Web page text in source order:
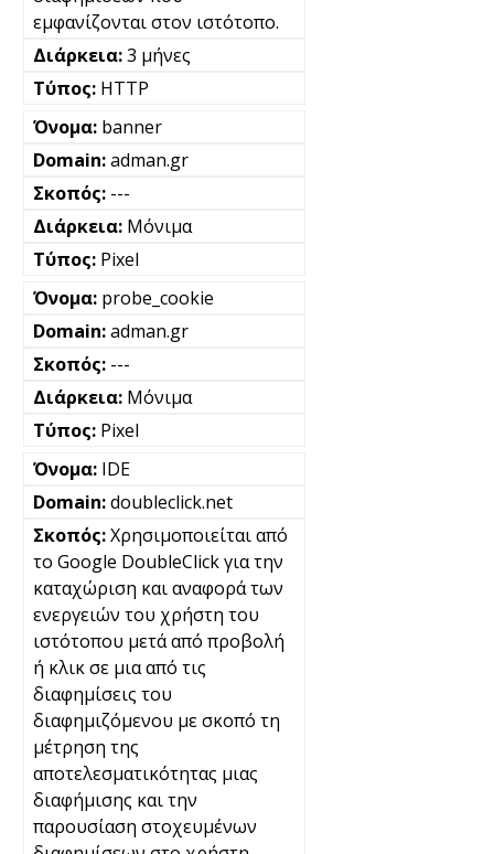
εμφανίζονται στον ιστότοπο.
3 μήνες
HTTP
banner
adman.gr
---
Μόνιμα
Pixel
probe_cookie
adman.gr
---
Μόνιμα
Pixel
IDE
doubleclick.net
Χρησιμοποιείται από
το Google DoubleClick για την
καταχώριση και αναφορά των
ενεργειών του χρήστη του
ιστότοπου μετά από προβολή
ή κλικ σε μια από τις
διαφημίσεις του
διαφημιζόμενου με σκοπό τη
μέτρηση της
αποτελεσματικότητας μιας
διαφήμισης και την
παρουσίαση στοχευμένων